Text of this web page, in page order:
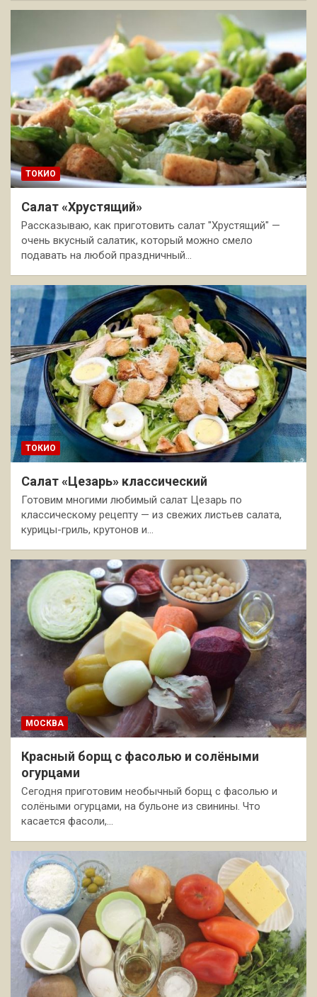
ТОКИО
Салат «Хрустящий»
Рассказываю, как приготовить салат "Хрустящий" —
очень вкусный салатик, который можно смело
подавать на любой праздничный…
ТОКИО
Салат «Цезарь» классический
Готовим многими любимый салат Цезарь по
классическому рецепту — из свежих листьев салата,
курицы-гриль, крутонов и…
МОСКВА
Красный борщ с фасолью и солёными
огурцами
Сегодня приготовим необычный борщ с фасолью и
солёными огурцами, на бульоне из свинины. Что
касается фасоли,…